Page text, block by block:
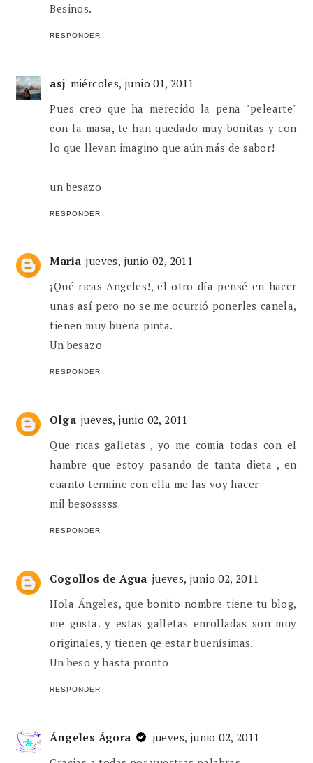
Besinos.
RESPONDER
asj miércoles, junio 01, 2011
Pues creo que ha merecido la pena "pelearte"
con la masa, te han quedado muy bonitas y con
lo que llevan imagino que aún más de sabor!
un besazo
RESPONDER
María jueves, junio 02, 2011
¡Qué ricas Angeles!, el otro día pensé en hacer
unas así pero no se me ocurrió ponerles canela,
tienen muy buena pinta.
Un besazo
RESPONDER
Olga jueves, junio 02, 2011
Que ricas galletas , yo me comia todas con el
hambre que estoy pasando de tanta dieta , en
cuanto termine con ella me las voy hacer
mil besosssss
RESPONDER
Cogollos de Agua jueves, junio 02, 2011
Hola Ángeles, que bonito nombre tiene tu blog,
me gusta. y estas galletas enrolladas son muy
originales, y tienen qe estar buenísimas.
Un beso y hasta pronto
RESPONDER
Ángeles Ágora
jueves, junio 02, 2011